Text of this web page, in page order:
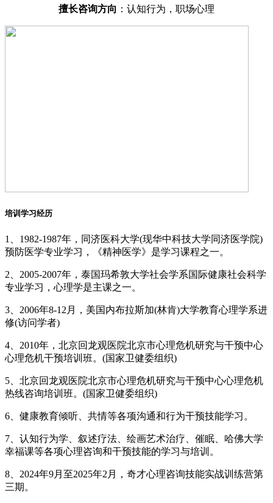
擅长咨询方向 ：认知行为，职场心理
培训学习经历
1、1982-1987年，同济医科大学(现华中科技大学同济医学院)
预防医学专业学习，《精神医学》是学习课程之一。
2、2005-2007年，泰国玛希敦大学社会学系国际健康社会科学
专业学习，心理学是主课之一。
3、2006年8-12月，美国内布拉斯加(林肯)大学教育心理学系进
修(访问学者)
4、2010年，北京回龙观医院北京市心理危机研究与干预中心
心理危机干预培训班。(国家卫健委组织)
5、北京回龙观医院北京市心理危机研究与干预中心心理危机
热线咨询培训班。(国家卫健委组织)
6、健康教育倾听、共情等各项沟通和行为干预技能学习。
7、认知行为学、叙述疗法、绘画艺术治疗、催眠、哈佛大学
幸福课等各项心理咨询和干预技能的学习与培训。
8、2024年9月至2025年2月，奇才心理咨询技能实战训练营第
三期。